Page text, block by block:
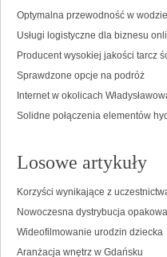
Optymalna przewodność w
Usługi logistyczne dla biznesu
Producent wysokiej jakości tarcz
Sprawdzone opcje na podróż
Internet w okolicach
Solidne połączenia elementów
Losowe artykuły
Korzyści wynikające z
Nowoczesna dystrybucja
Wideofilmowanie urodzin dziecka
Aranżacja wnętrz w Gdańsku